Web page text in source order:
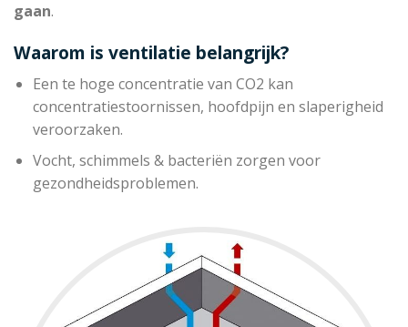
gaan.
Waarom is ventilatie belangrijk?
Een te hoge concentratie van CO2 kan
concentratiestoornissen, hoofdpijn en slaperigheid
veroorzaken.
Vocht, schimmels & bacteriën zorgen voor
gezondheidsproblemen.